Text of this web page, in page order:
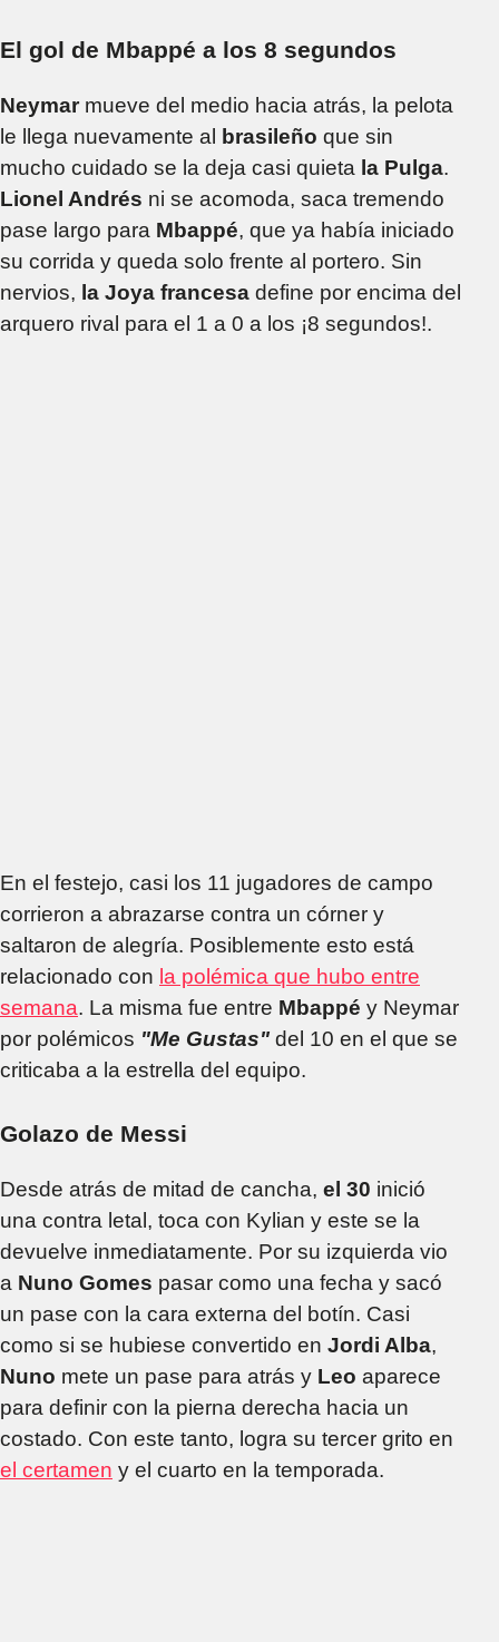
El gol de Mbappé a los 8 segundos
Neymar mueve del medio hacia atrás, la pelota
le llega nuevamente al
brasileño que sin
mucho cuidado se la deja casi quieta la Pulga.
Lionel Andrés ni se acomoda, saca tremendo
pase largo para Mbappé, que ya había iniciado
su corrida y queda solo frente al portero. Sin
nervios, la Joya francesa define por encima del
arquero rival para el 1 a 0 a los ¡8 segundos!.
En el festejo, casi los 11 jugadores de campo
corrieron a abrazarse contra un córner y
saltaron de alegría. Posiblemente esto está
relacionado con la polémica que hubo entre
semana. La misma fue entre Mbappé y Neymar
por polémicos "Me Gustas" del 10 en el que se
criticaba a la estrella del equipo.
Golazo de Messi
Desde atrás de mitad de cancha, el 30 inició
una contra letal, toca con Kylian y este se la
devuelve inmediatamente. Por su izquierda vio
a Nuno Gomes pasar como una fecha y sacó
un pase con la cara externa del botín. Casi
como si se hubiese convertido en Jordi Alba,
Nuno mete un pase para atrás y Leo aparece
para definir con la pierna derecha hacia un
costado. Con este tanto, logra su tercer grito en
el certamen y el cuarto en la temporada.